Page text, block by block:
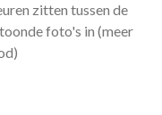
zitten tussen de
foto's in (meer